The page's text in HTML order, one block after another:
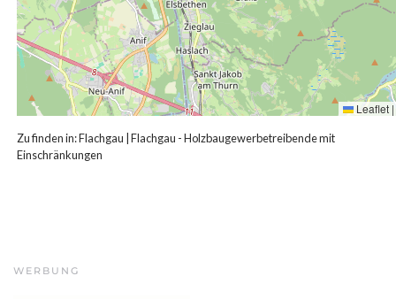
Leaflet |
Zu finden in:Flachgau Flachgau - Holzbaugewerbetreibende mit
Einschränkungen
WERBUNG